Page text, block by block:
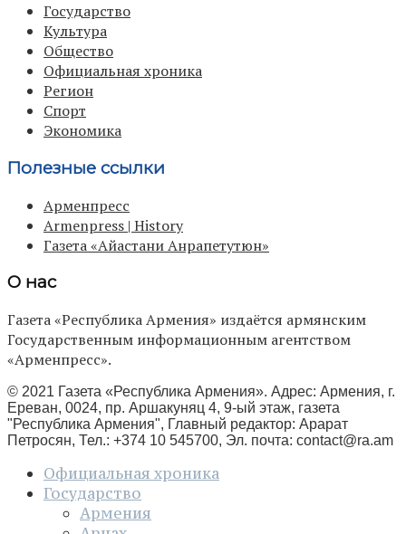
Государство
Культура
Общество
Официальная хроника
Регион
Спорт
Экономика
Полезные ссылки
Арменпресс
Armenpress | History
Газета «Айастани Анрапетутюн»
О нас
Газета «Республика Армения» издаётся армянским
Государственным информационным агентством
«Арменпресс».
© 2021 Газета «Республика Армения». Адрес: Армения, г.
Ереван, 0024, пр. Аршакуняц 4, 9-ый этаж, газета
"Республика Армения", Главный редактор: Арарат
Петросян, Тел.: +374 10 545700, Эл. почта: contact@ra.am
Официальная хроника
Государство
Армения